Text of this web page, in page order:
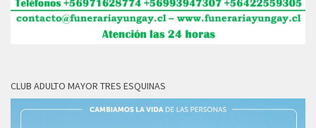
CLUB ADULTO MAYOR TRES ESQUINAS